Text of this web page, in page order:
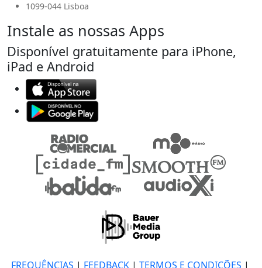
1099-044 Lisboa
Instale as nossas Apps
Disponível gratuitamente para iPhone,
iPad e Android
FREQUÊNCIAS | FEEDBACK| TERMOS E CONDIÇÕES |